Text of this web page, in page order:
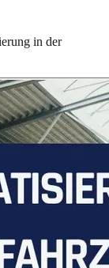
in der